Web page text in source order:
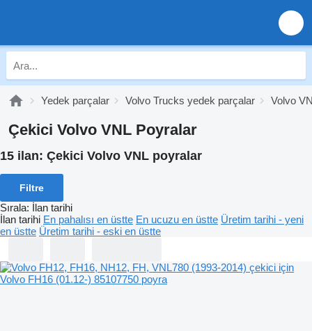
Yedek parçalar Volvo Trucks yedek parçalar Volvo
Çekici Volvo VNL Poyralar
15 ilan: Çekici Volvo VNL poyralar
Filtre
Sırala: İlan tarihi
İlan tarihi En pahalısı en üstte En ucuzu en üstte Üretim tarihi - yeni
en üstte Üretim tarihi - eski en üstte